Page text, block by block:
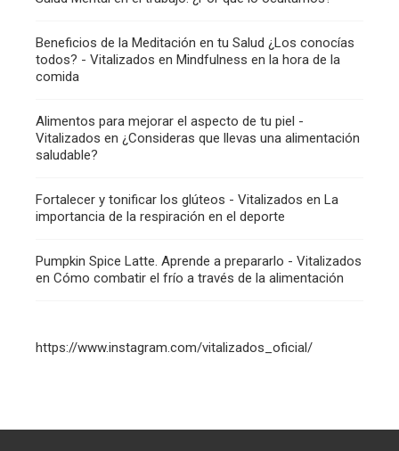
Beneficios de la Meditación en tu Salud ¿Los conocías
todos? - Vitalizados en Mindfulness en la hora de la
comida
Alimentos para mejorar el aspecto de tu piel -
Vitalizados en ¿Consideras que llevas una alimentación
saludable?
Fortalecer y tonificar los glúteos - Vitalizados en La
importancia de la respiración en el deporte
Pumpkin Spice Latte. Aprende a prepararlo - Vitalizados
en Cómo combatir el frío a través de la alimentación
https://www.instagram.com/vitalizados_oficial/